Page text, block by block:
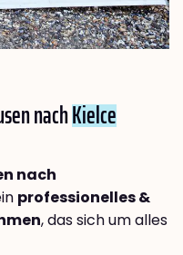
nachKielce
nach
professionelles &
, das sich um alles